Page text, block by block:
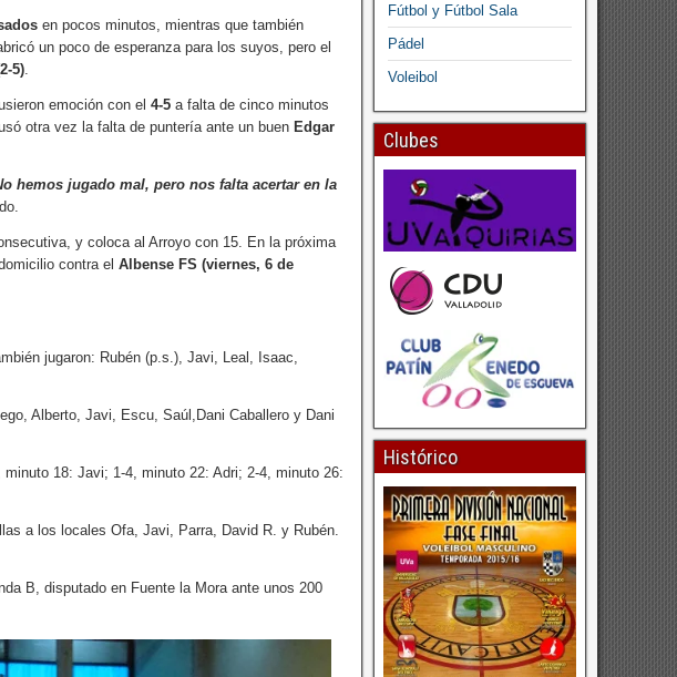
en pocos minutos, mientras que también
un poco de esperanza para los suyos, pero el
5).
emoción con el4-5 a falta de cinco minutos
otra vez la falta de puntería ante un buen Edgar
hemos jugado mal, pero nos falta acertar en la
y coloca al Arroyo con 15. En la próxima
contra elAlbense FS (viernes, 6 de
jugaron: Rubén (p.s.), Javi, Leal, Isaac,
Alberto, Javi, Escu, Saúl,Dani Caballero y Dani
18: Javi; 1-4, minuto 22: Adri; 2-4, minuto 26:
a los locales Ofa, Javi, Parra, David R. y Rubén.
B, disputado en Fuente la Mora ante unos 200
Fútbol y Fútbol Sala
Pádel
Voleibol
Clubes
Histórico